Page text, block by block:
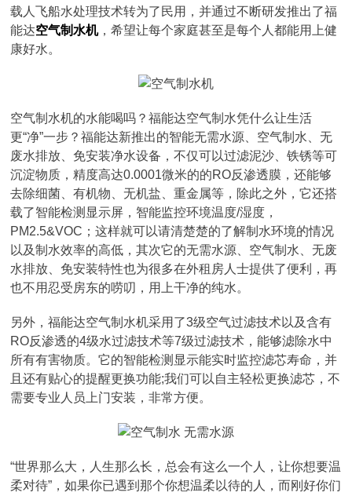
载人飞船水处理技术转为了民用，并通过不断研发推出了福
能达空气制水机，希望让每个家庭甚至是每个人都能用上健
康好水。
空气制水机的水能喝吗？福能达空气制水凭什么让生活
更“净”一步？福能达新推出的智能无需水源、空气制水、无
废水排放、免安装净水设备，不仅可以过滤泥沙、铁锈等可
沉淀物质，精度高达0.0001微米的的RO反渗透膜，还能够
去除细菌、有机物、无机盐、重金属等，除此之外，它还搭
载了智能检测显示屏，智能监控环境温度/湿度，
PM2.5&VOC；这样就可以请清楚楚的了解制水环境的情况
以及制水效率的高低，其次它的无需水源、空气制水、无废
水排放、免安装特性也为很多在外租房人士提供了便利，再
也不用忍受房东的唠叨，用上干净的纯水。
另外，福能达空气制水机采用了3级空气过滤技术以及含有
RO反渗透的4级水过滤技术等7级过滤技术，能够滤除水中
所有有害物质。它的智能检测显示能实时监控滤芯寿命，并
且还有贴心的提醒更换功能;我们可以自主轻松更换滤芯，不
需要专业人员上门安装，非常方便。
“世界那么大，人生那么长，总会有这么一个人，让你想要温
柔对待”，如果你已遇到那个你想温柔以待的人，而刚好你们